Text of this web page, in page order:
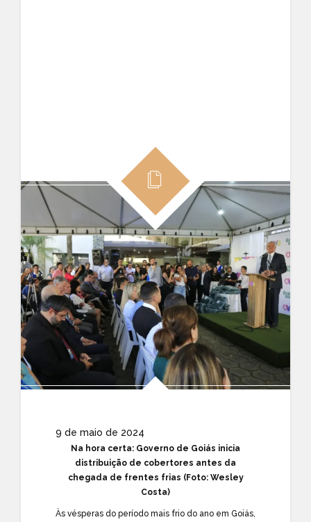
9 de maio de 2024
Na hora certa: Governo de Goiás inicia
distribuição de cobertores antes da
chegada de frentes frias (Foto: Wesley
Costa)
Às vésperas do período mais frio do ano em Goiás,